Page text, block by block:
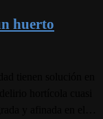
huerto